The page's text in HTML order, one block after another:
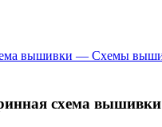
схема вышивки